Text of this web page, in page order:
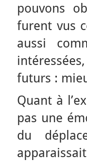
pouvons
furent vus
aussi
futurs :
Quant à
pas une
du